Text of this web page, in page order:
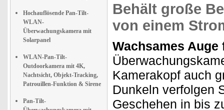
Hochauflösende Pan-Tilt-
WLAN-
Überwachungskamera mit
Solarpanel
WLAN-Pan-Tilt-
Outdoorkamera mit 4K,
Nachtsicht, Objekt-Tracking,
Patrouillen-Funktion & Sirene
Pan-Tilt-
Behält große
von einem
Wachsames
Kamerakopf auch
Dunkeln verfolgen
Geschehen in bis